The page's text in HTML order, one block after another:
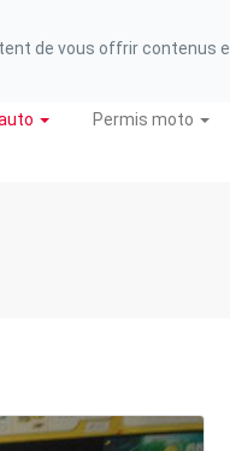
Permis moto
de vous offrir contenus